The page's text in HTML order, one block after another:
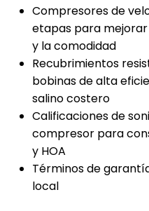
Compresores de
etapas para
y la comodidad
Recubrimientos
bobinas de alta
salino costero
Calificaciones de
compresor para
y HOA
Términos de
local